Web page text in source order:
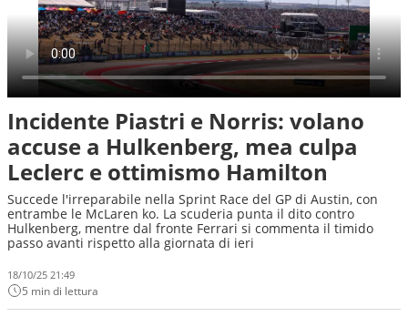
Incidente Piastri e Norris: volano
accuse a Hulkenberg, mea culpa
Leclerc e ottimismo Hamilton
Succede l'irreparabile nella Sprint Race del GP di Austin, con
entrambe le McLaren ko. La scuderia punta il dito contro
Hulkenberg, mentre dal fronte Ferrari si commenta il timido
passo avanti rispetto alla giornata di ieri
18/10/25 21:49
5 min di lettura